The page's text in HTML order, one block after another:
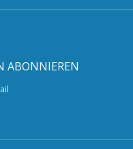
ABONNIEREN